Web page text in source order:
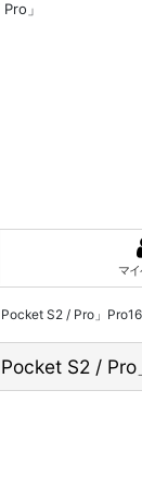
」
マ
S2 / Pro」
S2 /